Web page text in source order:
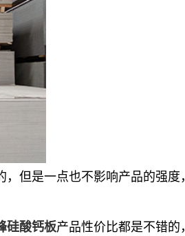
，但是一点也不影响产品的强
硅酸钙板产品性价比都是不错